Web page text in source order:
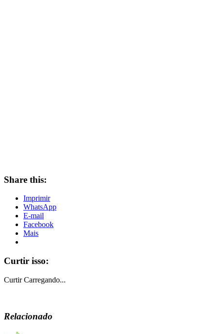
Share this:
Imprimir
WhatsApp
E-mail
Facebook
Mais
Curtir isso:
Curtir Carregando...
Relacionado